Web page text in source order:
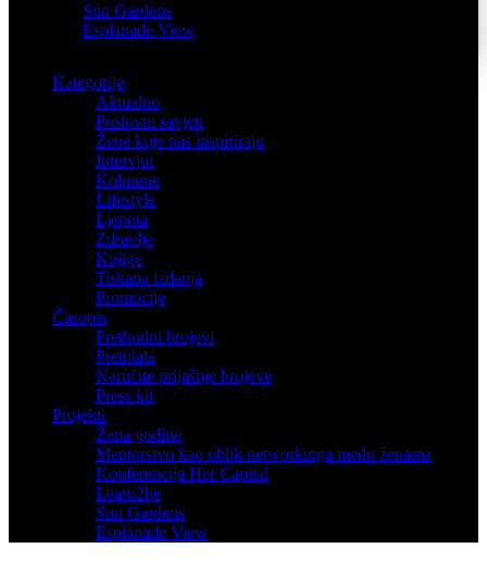
Sun Gardens
Esplanade View
Kategorije
Aktualno
Poslovni savjeti
Žene koje nas inspiriraju
Intervjui
Kolumne
Lifestyle
Ljepota
Zdravlje
Knjige
Tiskana izdanja
Promocije
Časopis
Prethodni brojevi
Pretplata
Naručite prijašnje brojeve
Press kit
Projekti
Žena godine
Mentorstvo kao oblik networkinga među ženama
Konferencija Her Capital
Learn2be
Sun Gardens
Esplanade View